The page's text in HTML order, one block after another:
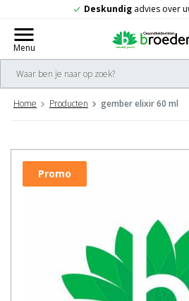
check Deskundigadvies over
menu
Menu
Home Producten gember elixir 60 ml
Promo